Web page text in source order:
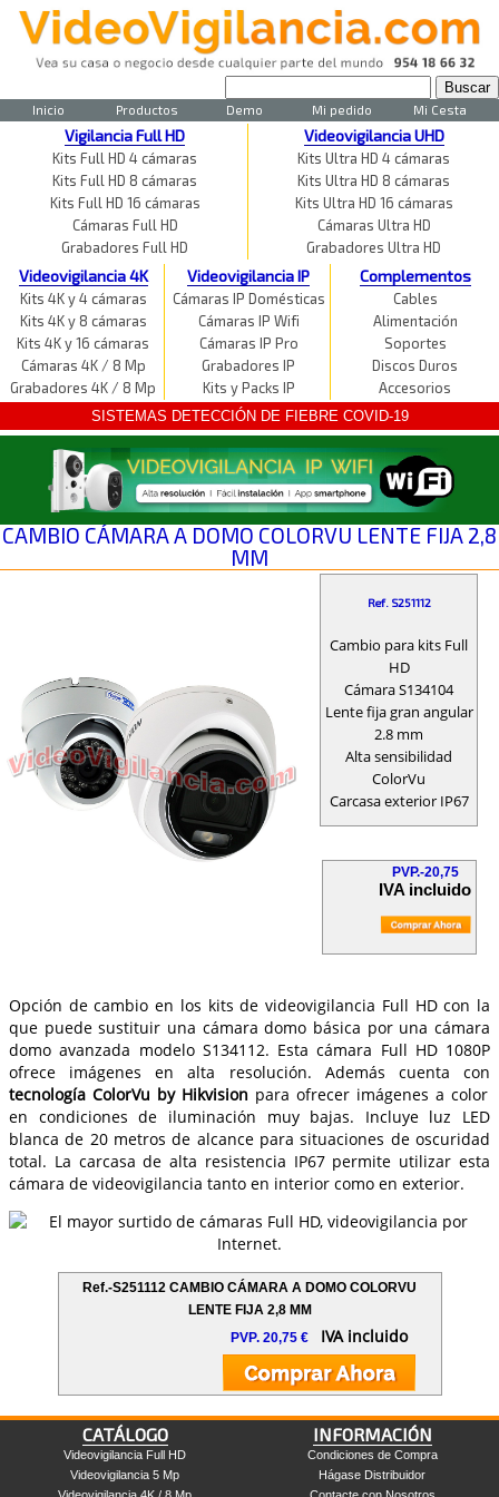
Inicio Productos Demo Mi pedido Mi Cesta
Vigilancia Full HD
Kits Full HD 4 cámaras
Kits Full HD 8 cámaras
Kits Full HD 16 cámaras
Cámaras Full HD
Grabadores Full HD
Videovigilancia UHD
Kits Ultra HD 4 cámaras
Kits Ultra HD 8 cámaras
Kits Ultra HD 16 cámaras
Cámaras Ultra HD
Grabadores Ultra HD
Videovigilancia 4K
Kits 4K y 4 cámaras
Kits 4K y 8 cámaras
Kits 4K y 16 cámaras
Cámaras 4K / 8 Mp
Grabadores 4K / 8 Mp
Videovigilancia IP
Cámaras IP Domésticas
Cámaras IP Wifi
Cámaras IP Pro
Grabadores IP
Kits y Packs IP
Complementos
Cables
Alimentación
Soportes
Discos Duros
Accesorios
SISTEMAS DETECCIÓN DE FIEBRE COVID-19
CAMBIO CÁMARA A DOMO COLORVU LENTE FIJA 2,8
MM
Ref. S251112
Cambio para kits Full
HD
Cámara S134104
Lente fija gran angular
2.8 mm
Alta sensibilidad
ColorVu
Carcasa exterior IP67
PVP.-20,75
IVA incluido
Opción de cambio en los kits de videovigilancia Full HD con la
que puede sustituir una cámara domo básica por una cámara
domo avanzada modelo S134112. Esta cámara Full HD 1080P
ofrece imágenes en alta resolución. Además cuenta con
tecnología ColorVu by Hikvision para ofrecer imágenes a color
en condiciones de iluminación muy bajas. Incluye luz LED
blanca de 20 metros de alcance para situaciones de oscuridad
total. La carcasa de alta resistencia IP67 permite utilizar esta
cámara de videovigilancia tanto en interior como en exterior.
Ref.-S251112 CAMBIO CÁMARA A DOMO COLORVU
LENTE FIJA 2,8 MM
PVP. 20,75 € IVA incluido
CATÁLOGO
Videovigilancia Full HD
Videovigilancia 5 Mp
Videovigilancia 4K / 8 Mp
INFORMACIÓN
Condiciones de Compra
Hágase Distribuidor
Contacte con Nosotros